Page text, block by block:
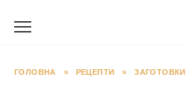
ГОЛОВНА » РЕЦЕПТИ » ЗАГОТОВКИ